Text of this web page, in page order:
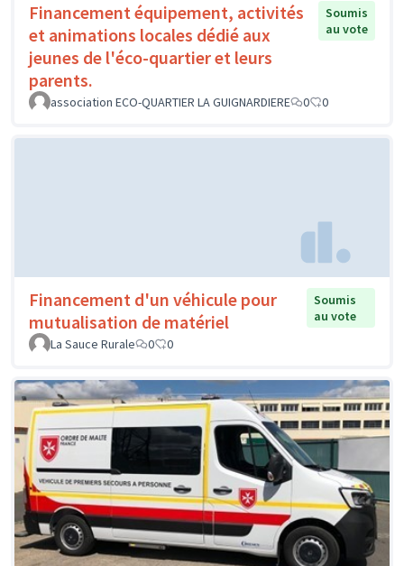
Financement équipement, activités
et animations locales dédié aux
jeunes de l'éco-quartier et leurs
parents.
Soumis
au vote
association ECO-QUARTIER LA GUIGNARDIERE 0 0
Financement d'un véhicule pour
mutualisation de matériel
Soumis
au vote
La Sauce Rurale
0 0